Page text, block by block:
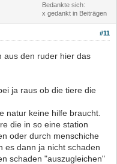
Bedankte sich:
x gedankt in Beiträgen
#11
aus den ruder hier das
ja raus ob die tiere die
natur keine hilfe braucht.
die in so eine station
oder durch menschiche
es dann ja nicht schaden
schaden "auszugleichen"